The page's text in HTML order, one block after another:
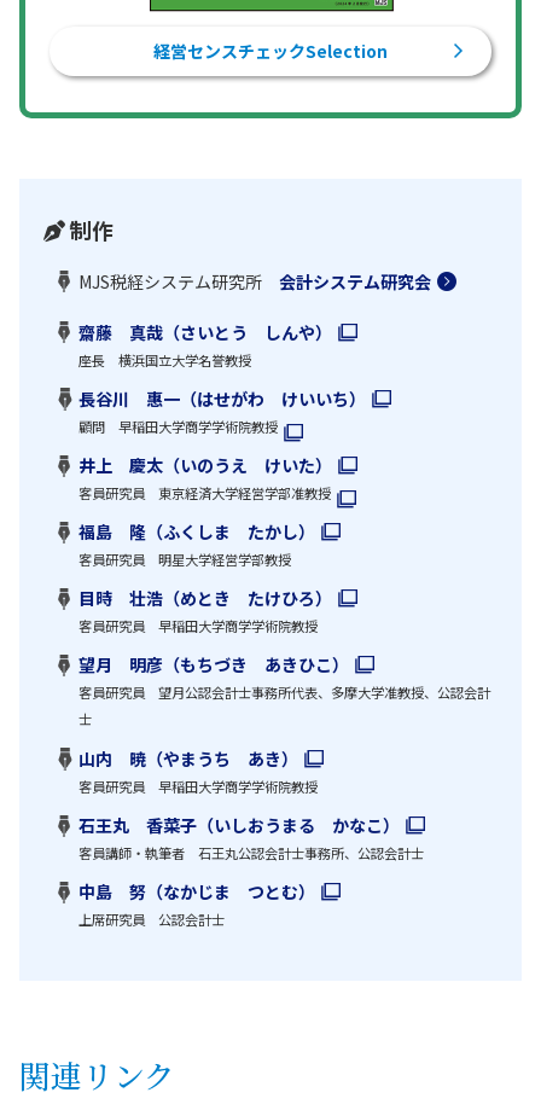
経営センスチェックSelection
制作
MJS税経システム研究所 会計システム研究会
齋藤 真哉（さいとう しんや）
座長 横浜国立大学名誉教授
長谷川 惠一（はせがわ けいいち）
顧問 早稲田大学商学学術院教授
井上 慶太（いのうえ けいた）
客員研究員 東京経済大学経営学部准教授
福島 隆（ふくしま たかし）
客員研究員 明星大学経営学部教授
目時 壮浩（めとき たけひろ）
客員研究員 早稲田大学商学学術院教授
望月 明彦（もちづき あきひこ）
客員研究員 望月公認会計士事務所代表、多摩大学准教授、公認会計
士
山内 暁（やまうち あき）
客員研究員 早稲田大学商学学術院教授
石王丸 香菜子（いしおうまる かなこ）
客員講師・執筆者 石王丸公認会計士事務所、公認会計士
中島 努（なかじま つとむ）
上席研究員 公認会計士
関連リンク